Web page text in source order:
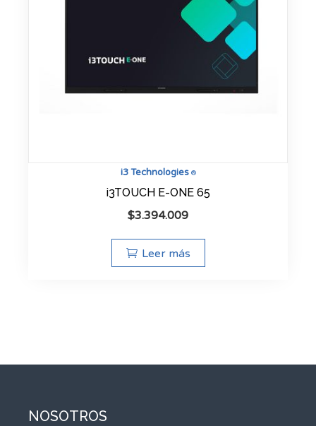
i3 Technologies®
i3TOUCH E-ONE 65
$3.394.009
Leer más
NOSOTROS